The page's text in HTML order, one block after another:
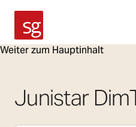
Weiter zum Hauptinhalt
SG Armaturen
Junistar